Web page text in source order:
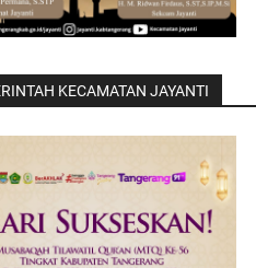
KECAMATAN JAYANTI